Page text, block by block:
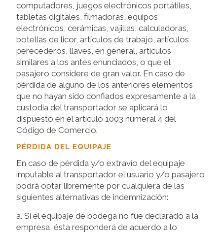
computadores, juegos electrónicos portátiles,
tabletas digitales, filmadoras, equipos
electrónicos, cerámicas, vajillas, calculadoras,
botellas de licor, artículos de trabajo, artículos
perecederos, llaves, en general, artículos
similares a los antes enunciados, o que el
pasajero considere de gran valor. En caso de
pérdida de alguno de los anteriores elementos
que no hayan sido confiados expresamente a la
custodia del transportador se aplicará lo
dispuesto en el artículo 1003 numeral 4 del
Código de Comercio.
PÉRDIDA DEL EQUIPAJE
En caso de pérdida y/o extravío del equipaje
imputable al transportador el usuario y/o pasajero
podrá optar libremente por cualquiera de las
siguientes alternativas de indemnización:
a. Si el equipaje de bodega no fue declarado a la
empresa, ésta responderá de acuerdo a lo